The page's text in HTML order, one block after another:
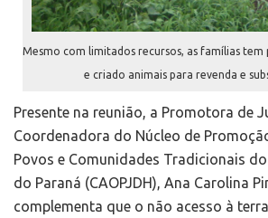
Mesmo com limitados recursos, as famílias
e criado animais para revenda e
Presente na reunião, a Promotora de
Coordenadora do Núcleo de
Povos e Comunidades Tradicionais
do Paraná (CAOPJDH), Ana Carolina
complementa que o não acesso à